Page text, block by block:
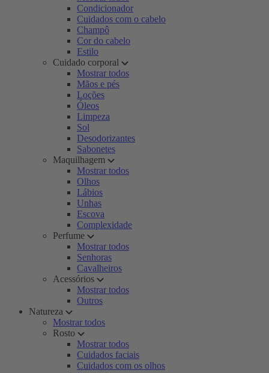
Condicionador
Cuidados com o cabelo
Champô
Cor do cabelo
Estilo
Cuidado corporal
Mostrar todos
Mãos e pés
Loções
Óleos
Limpeza
Sol
Desodorizantes
Sabonetes
Maquilhagem
Mostrar todos
Olhos
Lábios
Unhas
Escova
Complexidade
Perfume
Mostrar todos
Senhoras
Cavalheiros
Acessórios
Mostrar todos
Outros
Natureza
Mostrar todos
Rosto
Mostrar todos
Cuidados faciais
Cuidados com os olhos